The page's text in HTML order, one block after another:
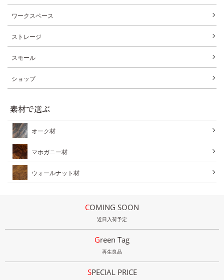
ワークスペース
ストレージ
スモール
ショップ
素材で選ぶ
オーク材
マホガニー材
ウォールナット材
COMING SOON
近日入荷予定
Green Tag
再生良品
SPECIAL PRICE